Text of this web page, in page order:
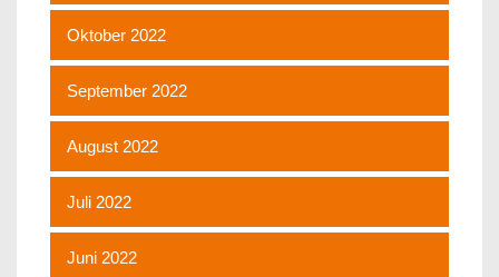
Oktober 2022
September 2022
August 2022
Juli 2022
Juni 2022